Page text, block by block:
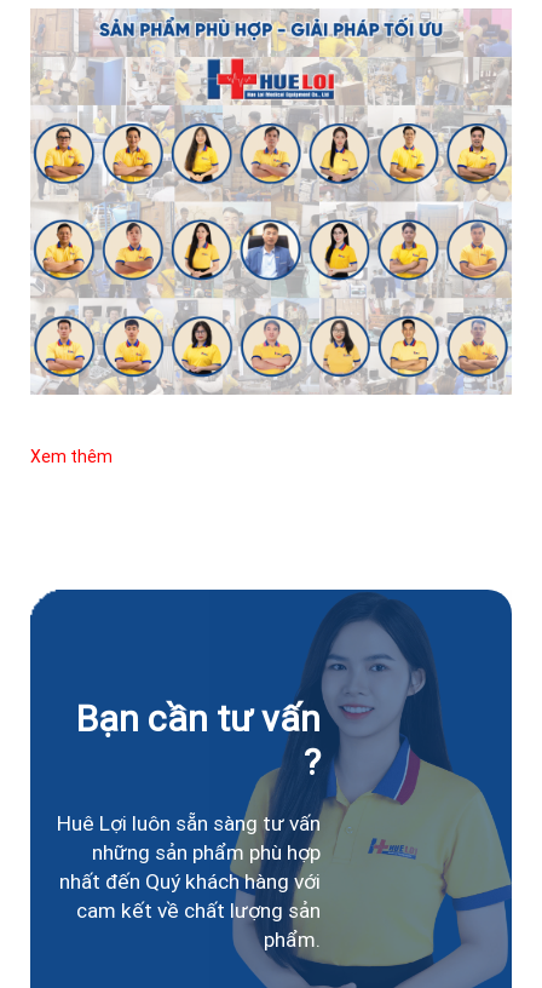
Xem thêm
Bạn cần tư vấn
?
Huê Lợi luôn sẵn sàng tư vấn
những sản phẩm phù hợp
nhất đến Quý khách hàng với
cam kết về chất lượng sản
phẩm.